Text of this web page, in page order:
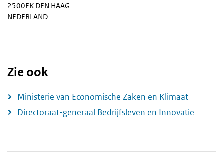
2500EK DEN HAAG
NEDERLAND
Zie ook
Ministerie van Economische Zaken en Klimaat
Directoraat-generaal Bedrijfsleven en Innovatie